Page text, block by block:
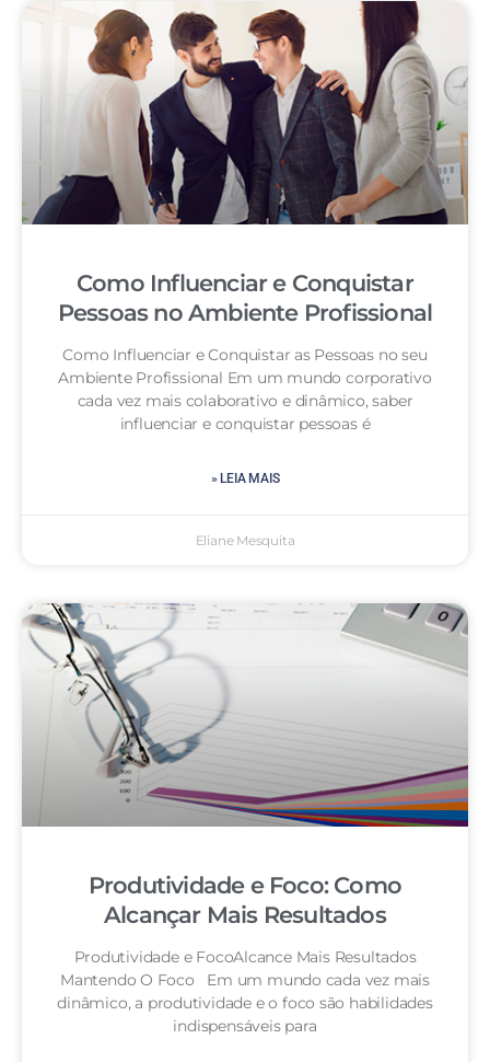
Como Influenciar e Conquistar
Pessoas no Ambiente Profissional
Como Influenciar e Conquistar as Pessoas no seu
Ambiente Profissional Em um mundo corporativo
cada vez mais colaborativo e dinâmico, saber
influenciar e conquistar pessoas é
» LEIA MAIS
Eliane Mesquita
Produtividade e Foco: Como
Alcançar Mais Resultados
Produtividade e FocoAlcance Mais Resultados
Mantendo O Foco Em um mundo cada vez mais
dinâmico, a produtividade e o foco são habilidades
indispensáveis para